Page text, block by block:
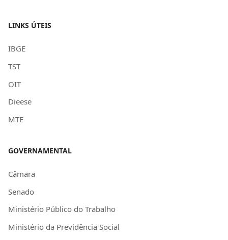
LINKS ÚTEIS
IBGE
TST
OIT
Dieese
MTE
GOVERNAMENTAL
Câmara
Senado
Ministério Público do Trabalho
Ministério da Previdência Social